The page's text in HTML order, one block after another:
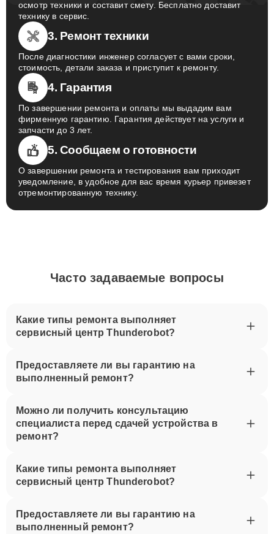
осмотр техники и составит смету. Бесплатно доставит
технику в сервис.
3. Ремонт техники
После диагностики инженер согласует с вами сроки,
стоимость, детали заказа и приступит к ремонту.
4. Гарантия
По завершении ремонта и оплаты мы выдадим вам
фирменную гарантию. Гарантия действует на услуги и
запчасти до 3 лет.
5. Сообщаем о готовности
О завершении ремонта и тестирования вам приходит
уведомление, в удобное для вас время курьер привезет
отремонтированную технику.
Часто задаваемые вопросы
Какие типы ремонта выполняет
сервисный центр Thunderobot?
Предоставляете ли вы гарантию на
выполненный ремонт?
Можно ли получить консультацию
специалиста перед сдачей устройства в
ремонт?
Какие типы ремонта выполняет
сервисный центр Thunderobot?
Предоставляете ли вы гарантию на
выполненный ремонт?